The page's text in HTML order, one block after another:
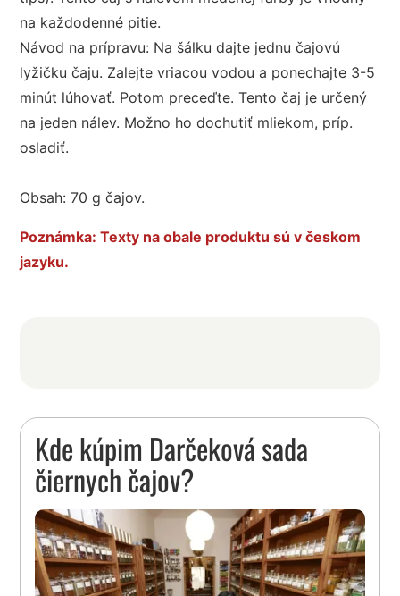
na každodenné pitie.
Návod na prípravu: Na šálku dajte jednu čajovú
lyžičku čaju. Zalejte vriacou vodou a ponechajte 3-5
minút lúhovať. Potom preceďte. Tento čaj je určený
na jeden nálev. Možno ho dochutiť mliekom, príp.
osladiť.
Obsah: 70 g čajov.
Poznámka: Texty na obale produktu sú v českom
jazyku.
Kde kúpim Darčeková sada
čiernych čajov?